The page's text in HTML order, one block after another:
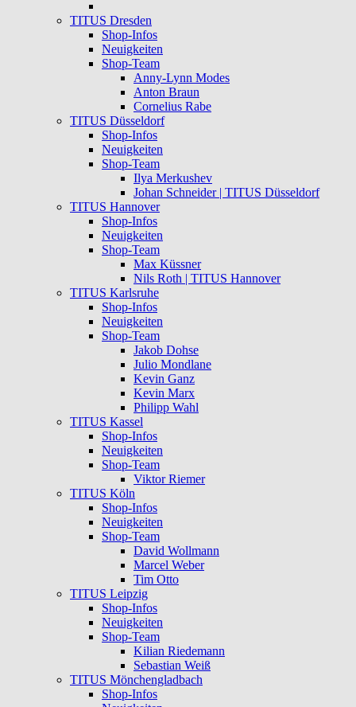
TITUS Dresden
Shop-Infos
Neuigkeiten
Shop-Team
Anny-Lynn Modes
Anton Braun
Cornelius Rabe
TITUS Düsseldorf
Shop-Infos
Neuigkeiten
Shop-Team
Ilya Merkushev
Johan Schneider | TITUS Düsseldorf
TITUS Hannover
Shop-Infos
Neuigkeiten
Shop-Team
Max Küssner
Nils Roth | TITUS Hannover
TITUS Karlsruhe
Shop-Infos
Neuigkeiten
Shop-Team
Jakob Dohse
Julio Mondlane
Kevin Ganz
Kevin Marx
Philipp Wahl
TITUS Kassel
Shop-Infos
Neuigkeiten
Shop-Team
Viktor Riemer
TITUS Köln
Shop-Infos
Neuigkeiten
Shop-Team
David Wollmann
Marcel Weber
Tim Otto
TITUS Leipzig
Shop-Infos
Neuigkeiten
Shop-Team
Kilian Riedemann
Sebastian Weiß
TITUS Mönchengladbach
Shop-Infos